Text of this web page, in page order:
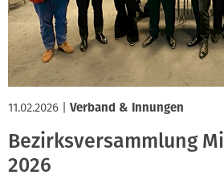
11.02.2026 Verband & Innungen
Bezirksversammlung
2026